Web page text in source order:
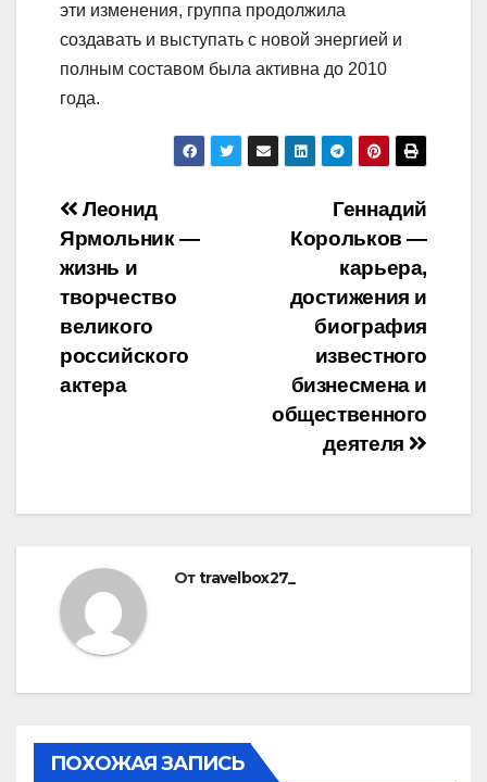
эти изменения, группа продолжила
создавать и выступать с новой энергией и
полным составом была активна до 2010
года.
Навигация
по
записям
Геннадий
Корольков —
карьера,
достижения и
биография
известного
бизнесмена и
общественного
деятеля
Леонид
Ярмольник —
жизнь и
творчество
великого
российского
актера
Отtravelbox27_
ПОХОЖАЯ ЗАПИСЬ